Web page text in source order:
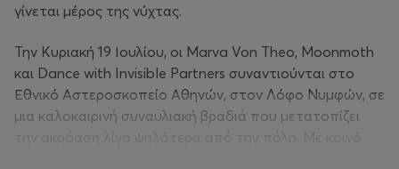
γίνεται μέρος της νύχτας.
Την Κυριακή 19 Ιουλίου, οι Marva Von Theo, Moonmoth
και Dance with Invisible Partners συναντιούνται στο
Εθνικό Αστεροσκοπείο Αθηνών, στον Λόφο Νυμφών, σε
μια καλοκαιρινή συναυλιακή βραδιά που μετατοπίζει